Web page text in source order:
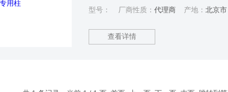
型号：
厂商性质：代理商 产地：北京市
查看详情